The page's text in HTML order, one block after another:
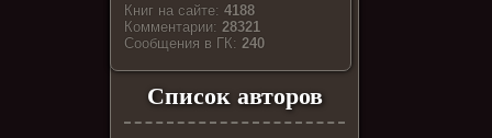
Книг на сайте:4188
Комментарии:28321
Cообщения в ГК:240
Список авторов